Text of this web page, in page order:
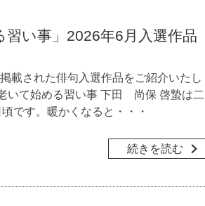
習い事」2026年6月入選作品
載された俳句入選作品をご紹介いたし
いて始める習い事 下田 尚保 啓蟄は二
です。暖かくなると・・・
続きを読む